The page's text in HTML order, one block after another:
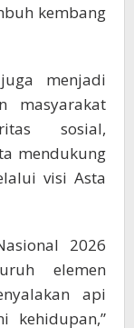
kembang
menjadi
masyarakat
sosial,
mendukung
visi Asta
2026
elemen
api
kehidupan,”